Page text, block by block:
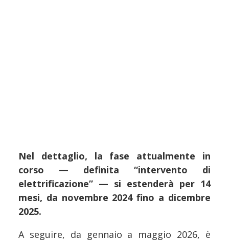
Nel dettaglio, la fase attualmente in
corso — definita “intervento di
elettrificazione” — si estenderà per 14
mesi, da novembre 2024 fino a dicembre
2025.
A seguire, da gennaio a maggio 2026, è